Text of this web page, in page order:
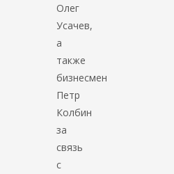
Олег
Усачев,
а
также
бизнесмен
Петр
Колбин
за
связь
с